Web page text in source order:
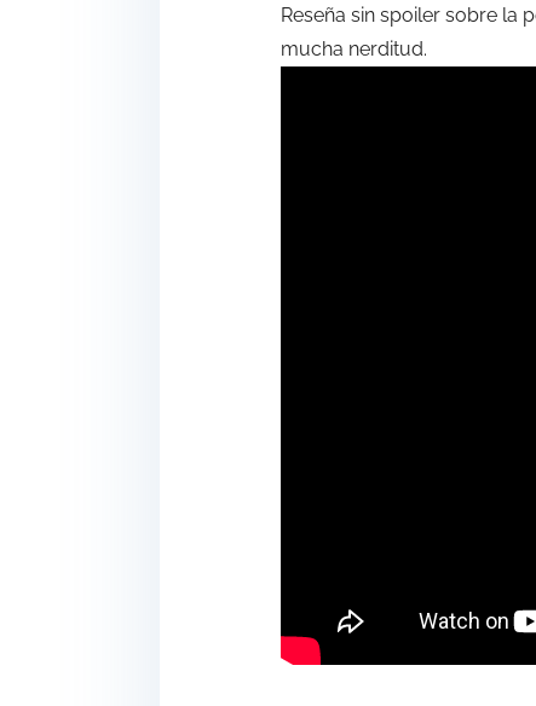
Reseña sin spoiler sobre la
mucha nerditud.